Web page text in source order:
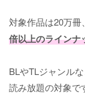
対象作品は20万冊
倍以上のラインナ
BLやTLジャンル
読み放題の対象で